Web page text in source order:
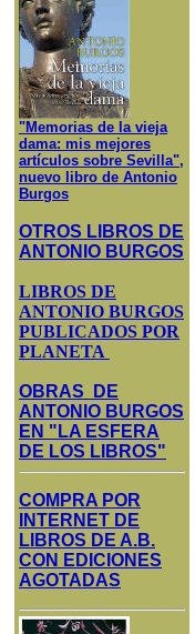
"Memorias de la vieja
dama: mis mejores
artículos sobre Sevilla",
nuevo libro de Antonio
Burgos
OTROS LIBROS DE
ANTONIO BURGOS
LIBROS DE
ANTONIO BURGOS
PUBLICADOS POR
PLANETA
OBRAS DE
ANTONIO BURGOS
EN "LA ESFERA
DE LOS LIBROS"
COMPRA POR
INTERNET DE
LIBROS DE A.B.
CON EDICIONES
AGOTADAS